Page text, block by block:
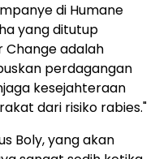
di Humane
yang ditutup
Change adalah
perdagangan
kesejahteraan
dari risiko rabies."
Boly, yang akan